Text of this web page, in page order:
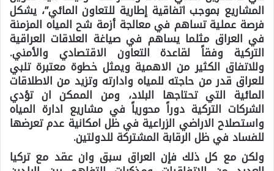
المشاريع بموجب اتفاقية إطارية للتعاون المائي”، يشكل
فرصة عملية تساهم في معالجة أزمة شح المياه المزمنة
في العراق مثلما يساهم في صياغة العلاقات العراقية
التركية وفقاً لقاعدة التعاون الاقتصادي والأمني.
وللاتفاق الكثير من الاهمية ويمثل خطوة معتبرة تلبي
للعراق قدر من حاجته للمياه وادارته وتزيد من الاطلاقات
المائية التي تحتاجها البلاد، ومن الممكن ان تؤدي
الشركات التركية دوراً محورياً في مشاريع ادارة المياه
واستصلاح الاراضي الزراعية في ظل امكانية عدم تعرضها
للفساد في ظل الرقابة المشتركة للدولتين.
ولكن مع كل ذلك فإن العراق سبق وان عقد مع تركيا